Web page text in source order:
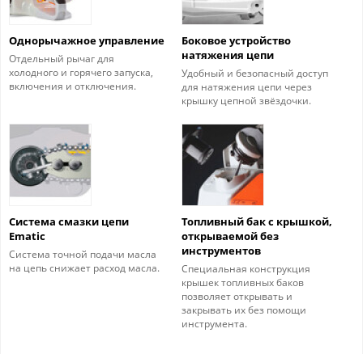
Однорычажное управление
Отдельный рычаг для
холодного и горячего запуска,
включения и отключения.
Боковое устройство
натяжения цепи
Удобный и безопасный доступ
для натяжения цепи через
крышку цепной звёздочки.
Система смазки цепи
Ematic
Система точной подачи масла
на цепь снижает расход масла.
Топливный бак с крышкой,
открываемой без
инструментов
Специальная конструкция
крышек топливных баков
позволяет открывать и
закрывать их без помощи
инструмента.